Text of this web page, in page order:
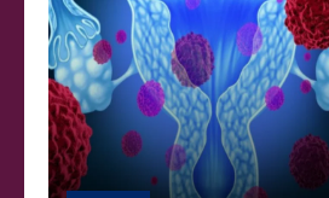
a
v
i
g